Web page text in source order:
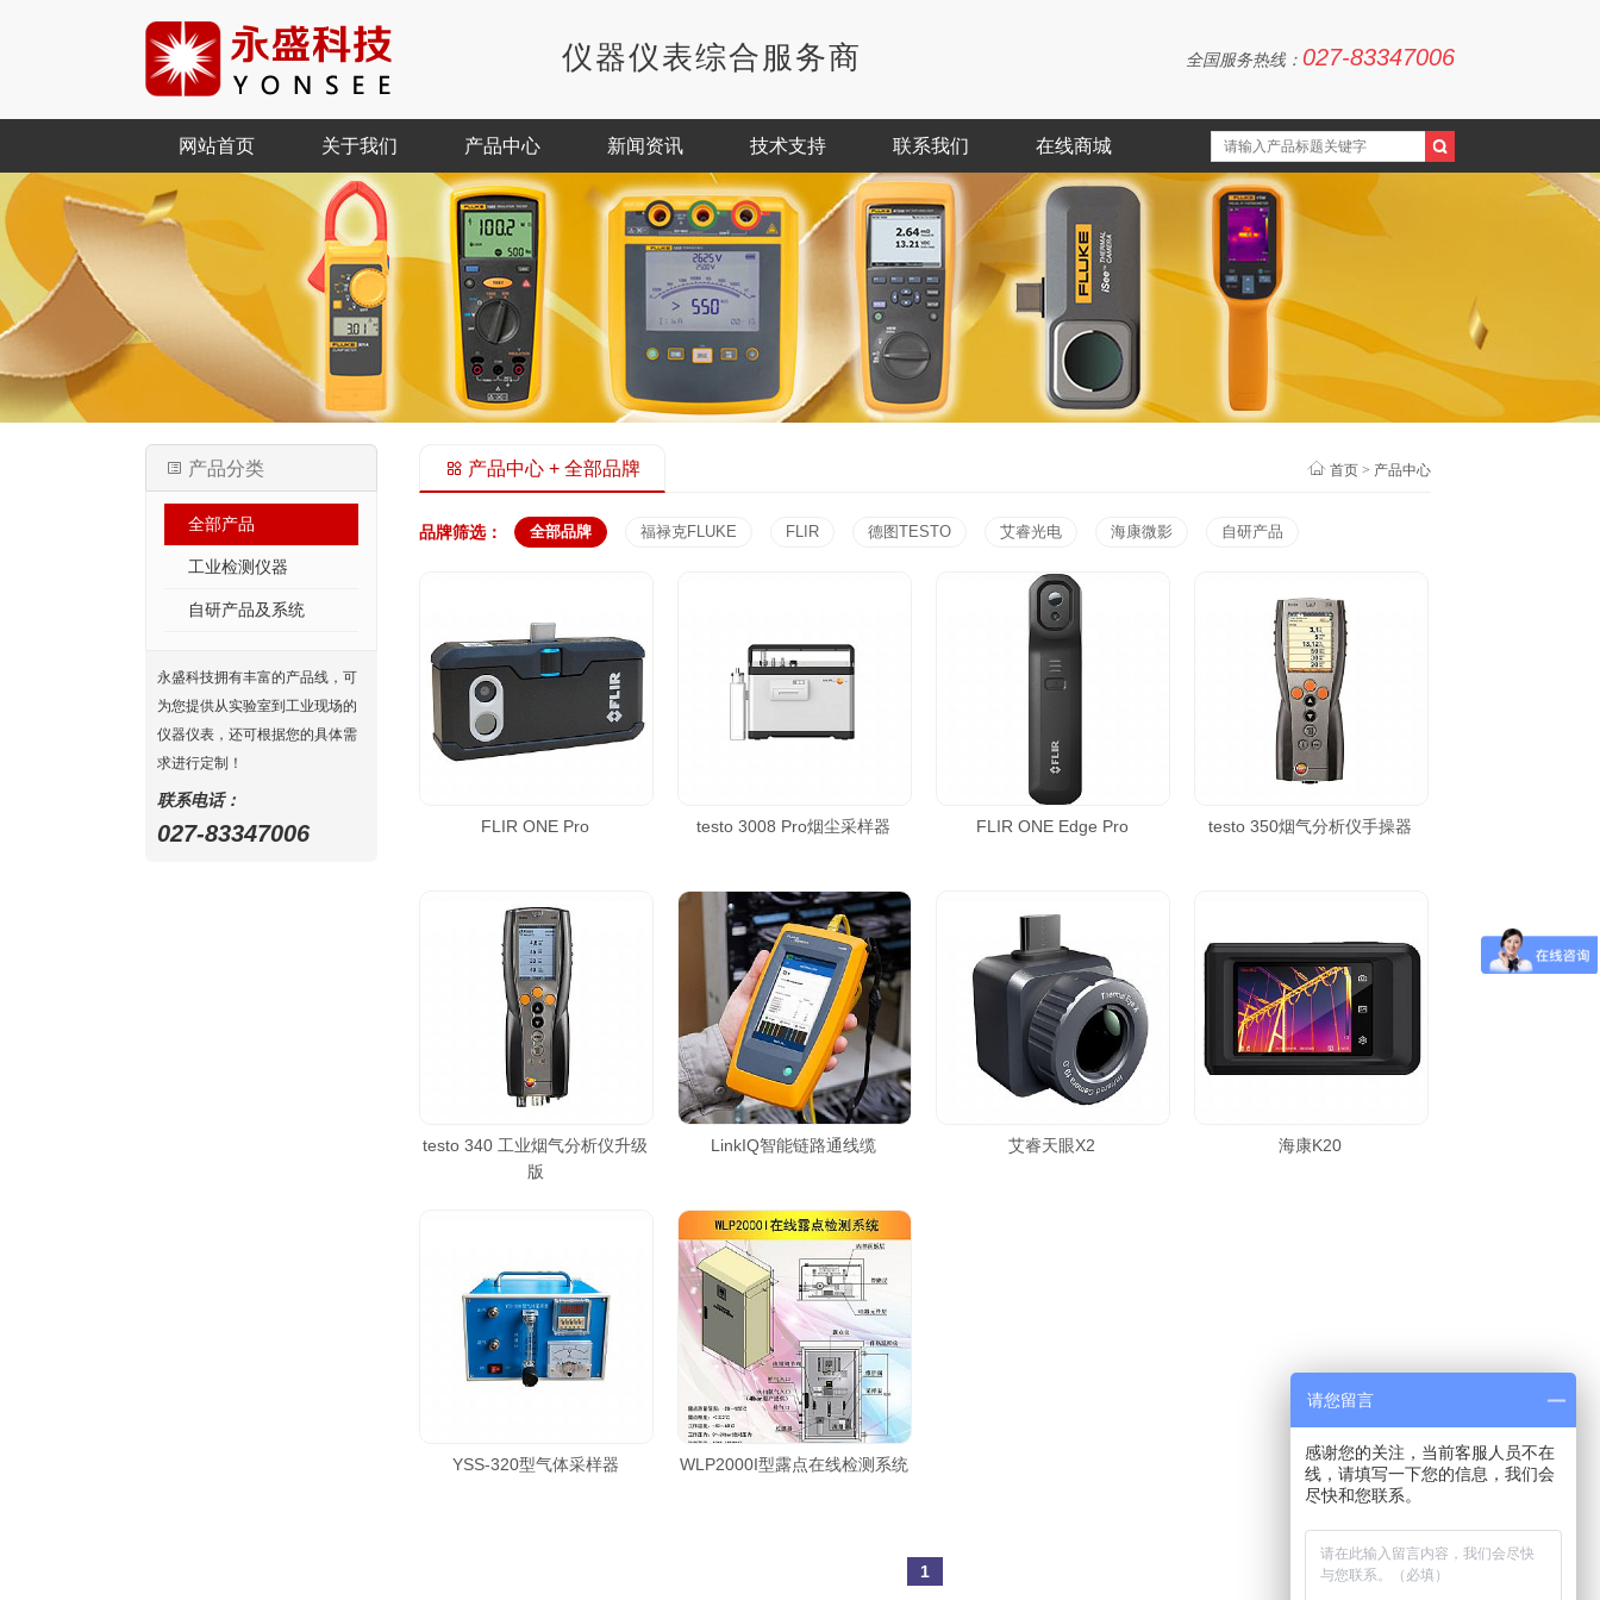
仪器仪表综合服务商 全国服务热线： 027-83347006
网站首页 关于我们 产品中心 新闻资讯 技术支持 联系我们 在线商城
产品分类
全部产品
工业检测仪器
自研产品及系统
永盛科技拥有丰富的产品线，可
为您提供从实验室到工业现场的
仪器仪表，还可根据您的具体需
求进行定制！
联系电话：
027-83347006
产品中心 + 全部品牌 首页 > 产品中心
品牌筛选： 全部品牌 福禄克FLUKE FLIR 德图TESTO 艾睿光电 海康微影 自研产品
FLIR ONE Pro testo 3008 Pro烟尘采样器 FLIR ONE Edge Pro testo 350烟气分析仪手操器
testo 340 工业烟气分析仪升级
版
LinkIQ智能链路通线缆 艾睿天眼X2 海康K20
YSS-320型气体采样器 WLP2000I型露点在线检测系统
1
请您留言
感谢您的关注，当前客服人员不在
线，请填写一下您的信息，我们会
尽快和您联系。